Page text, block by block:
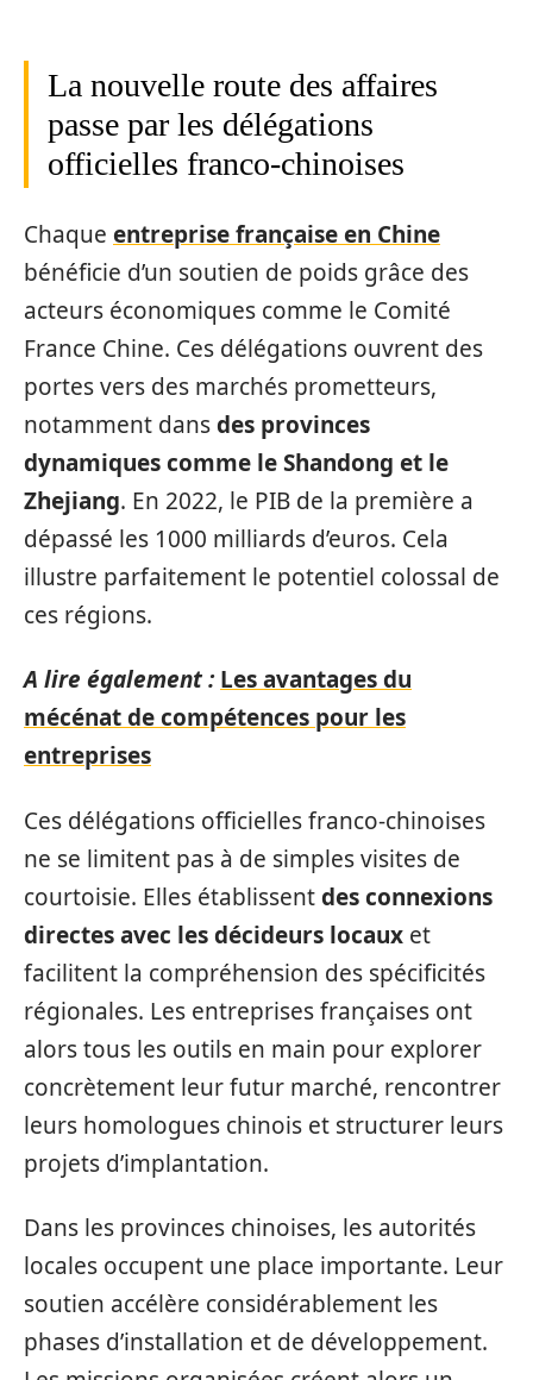
La nouvelle route des affaires
passe par les délégations
officielles franco-chinoises
Chaque entreprise française en Chine
bénéficie d’un soutien de poids grâce des
acteurs économiques comme le Comité
France Chine. Ces délégations ouvrent des
portes vers des marchés prometteurs,
notamment dansdes provinces
dynamiques comme le Shandong et le
Zhejiang. En 2022, le PIB de la première a
dépassé les 1000 milliards d’euros. Cela
illustre parfaitement le potentiel colossal de
ces régions.
A lire également : Les avantages du
mécénat de compétences pour les
entreprises
Ces délégations officielles franco-chinoises
ne se limitent pas à de simples visites de
courtoisie. Elles établissentdes connexions
directes avec les décideurs locaux et
facilitent la compréhension des spécificités
régionales. Les entreprises françaises ont
alors tous les outils en main pour explorer
concrètement leur futur marché, rencontrer
leurs homologues chinois et structurer leurs
projets d’implantation.
Dans les provinces chinoises, les autorités
locales occupent une place importante. Leur
soutien accélère considérablement les
phases d’installation et de développement.